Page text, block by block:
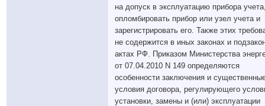
на допуск в эксплуатацию прибора
опломбировать прибор или узел учета и
зарегистрировать его. Также этих
не содержится в иных законах и
актах РФ. Приказом Министерства
от 07.04.2010 N 149 определяются
особенности заключения и
условия договора, регулирующего
установки, замены и (или) эксплуатации